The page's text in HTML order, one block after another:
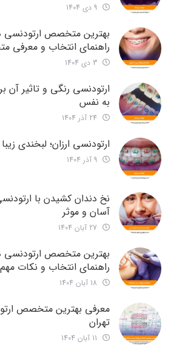
بهترین متخصص ارتودنسی
راهنمای انتخاب و معرفی
ارتودنسی رنگی و تاثیر آن
به نفس
ارتودنسی ارزان؛ لبخندی
نخ دندان کشیدن با
آسان و موثر
بهترین متخصص ارتودنسی
راهنمای انتخاب و نکات مهم
معرفی بهترین متخصص
تهران